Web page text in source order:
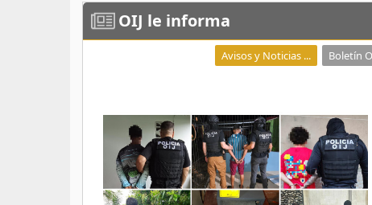
OIJ le informa
Avisos y Noticias ... Boletín